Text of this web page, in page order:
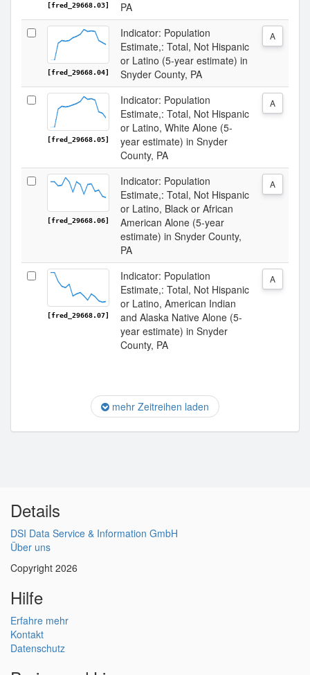
[fred_29668.03]
PA
[fred_29668.04]
Indicator: Population
Estimate,: Total, Not Hispanic
or Latino (5-year estimate) in
Snyder County, PA
A
[fred_29668.05]
Indicator: Population
Estimate,: Total, Not Hispanic
or Latino, White Alone (5-
year estimate) in Snyder
County, PA
A
[fred_29668.06]
Indicator: Population
Estimate,: Total, Not Hispanic
or Latino, Black or African
American Alone (5-year
estimate) in Snyder County,
PA
A
[fred_29668.07]
Indicator: Population
Estimate,: Total, Not Hispanic
or Latino, American Indian
and Alaska Native Alone (5-
year estimate) in Snyder
County, PA
A
mehr Zeitreihen laden
Details
DSI Data Service & Information GmbH
Über uns
Copyright 2026
Hilfe
Erfahre mehr
Kontakt
Datenschutz